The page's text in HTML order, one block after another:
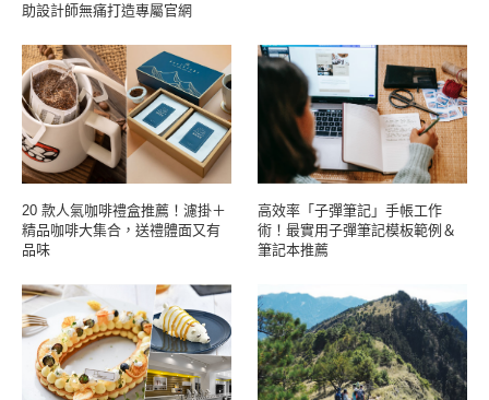
助設計師無痛打造專屬官網
20 款人氣咖啡禮盒推薦！濾掛＋
精品咖啡大集合，送禮體面又有
品味
高效率「子彈筆記」手帳工作
術！最實用子彈筆記模板範例＆
筆記本推薦